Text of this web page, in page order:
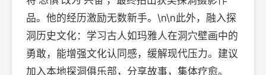
品。他的经历激励无数新手。\n\n此外，融入探
洞历史文化：学习古人如玛雅人在洞穴壁画中的
勇敢，能增强文化认同感，缓解现代压力。建议
加入本地探洞俱乐部，分享故事，集体疗愈。